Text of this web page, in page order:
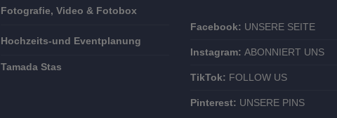
Fotografie, Video & Fotobox
Hochzeits-und Eventplanung
Tamada Stas
Facebook: UNSERE SEITE
Instagram: ABONNIERT UNS
TikTok: FOLLOW US
Pinterest: UNSERE PINS